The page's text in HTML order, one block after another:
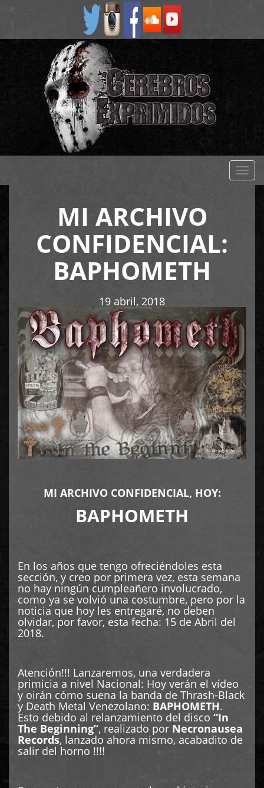
MI ARCHIVO
CONFIDENCIAL:
BAPHOMETH
19 abril, 2018
MI ARCHIVO CONFIDENCIAL, HOY:
BAPHOMETH
En los años que tengo ofreciéndoles esta
sección, y creo por primera vez, esta semana
no hay ningún cumpleañero involucrado,
como ya se volvió una costumbre, pero por la
noticia que hoy les entregaré, no deben
olvidar, por favor, esta fecha: 15 de Abril del
2018.
Atención!!! Lanzaremos, una verdadera
primicia a nivel Nacional: Hoy verán el vídeo
y oirán cómo suena la banda de Thrash-Black
y Death Metal Venezolano: BAPHOMETH.
Esto debido al relanzamiento del disco “In
The Beginning”, realizado por Necronausea
Records, lanzado ahora mismo, acabadito de
salir del horno !!!!